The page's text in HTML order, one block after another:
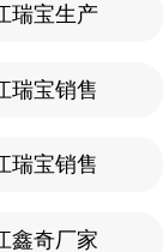
瑞宝生产
瑞宝销售
瑞宝销售
鑫奇厂家